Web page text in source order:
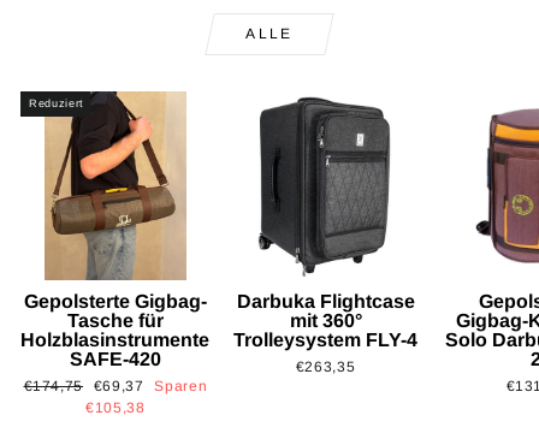
ALLE
Reduziert
Gepolsterte Gigbag-
Tasche für
Holzblasinstrumente
SAFE-420
Normaler
€174,75 Sonderpreis
€69,37
Sparen
€105,38
Darbuka Flightcase
mit 360°
Trolleysystem FLY-4
€263,35
Gigbag-
Solo